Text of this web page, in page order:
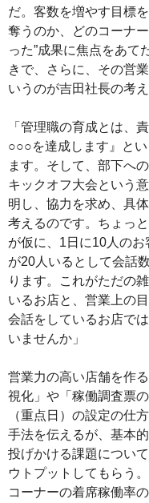
だ。客数を増やす目標
奪うのか、どのコーナ
った”成果に焦点をあて
きで、さらに、その営
いうのが吉田社長の考え
「管理職の育成とは、
○○○を達成します』と
ます。そして、部下へ
キックオフ大会という
明し、協力を求め、具
考えるのです。ちょっ
が仮に、1日に10人の
が20人いるとして会話
ります。これがただの
いるお店と、営業上の
会話をしているお店で
いませんか」
営業力の高い店舗を作
視化」や「稼働調査票
（重点日）の設定の仕
手法を伝えるが、基本
投げかける課題につい
ウトプットしてもらう
コーナーの着席稼働率